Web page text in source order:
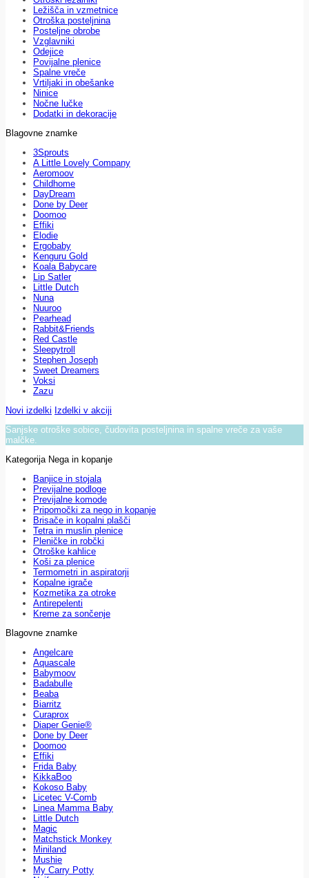
Ležišča in vzmetnice
Otroška posteljnina
Posteljne obrobe
Vzglavniki
Odejice
Povijalne plenice
Spalne vreče
Vrtiljaki in obešanke
Ninice
Nočne lučke
Dodatki in dekoracije
Blagovne znamke
3Sprouts
A Little Lovely Company
Aeromoov
Childhome
DayDream
Done by Deer
Doomoo
Effiki
Elodie
Ergobaby
Kenguru Gold
Koala Babycare
Lip Satler
Little Dutch
Nuna
Nuuroo
Pearhead
Rabbit&Friends
Red Castle
Sleepytroll
Stephen Joseph
Sweet Dreamers
Voksi
Zazu
Novi izdelki Izdelki v akciji
Sanjske otroške sobice, čudovita posteljnina in spalne vreče za vaše
malčke.
Kategorija Nega in kopanje
Banjice in stojala
Previjalne podloge
Previjalne komode
Pripomočki za nego in kopanje
Brisače in kopalni plašči
Tetra in muslin plenice
Pleničke in robčki
Otroške kahlice
Koši za plenice
Termometri in aspiratorji
Kopalne igrače
Kozmetika za otroke
Antirepelenti
Kreme za sončenje
Blagovne znamke
Angelcare
Aquascale
Babymoov
Badabulle
Beaba
Biarritz
Curaprox
Diaper Genie®
Done by Deer
Doomoo
Effiki
Frida Baby
KikkaBoo
Kokoso Baby
Licetec V-Comb
Linea Mamma Baby
Little Dutch
Magic
Matchstick Monkey
Miniland
Mushie
My Carry Potty